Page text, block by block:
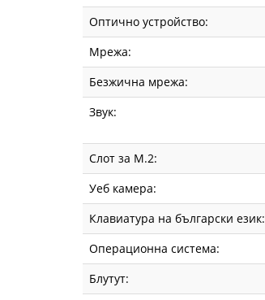
Оптично устройство:
Мрежа:
Безжична мрежа:
Звук:
Слот за М.2:
Уеб камера:
Клавиатура на български език:
Операционна система:
Блутут: